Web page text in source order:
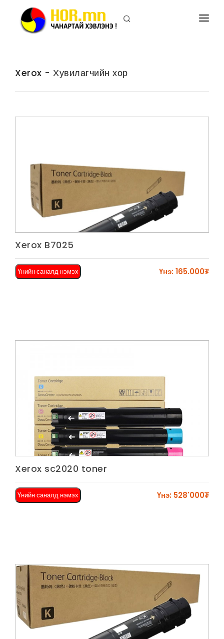
Xerox - Хувилагчийн хор
Xerox B7025
Үнийн саналд нэмэх Үнэ: 165.000₮
Харах
Xerox sc2020 toner
Үнийн саналд нэмэх Үнэ: 528'000₮